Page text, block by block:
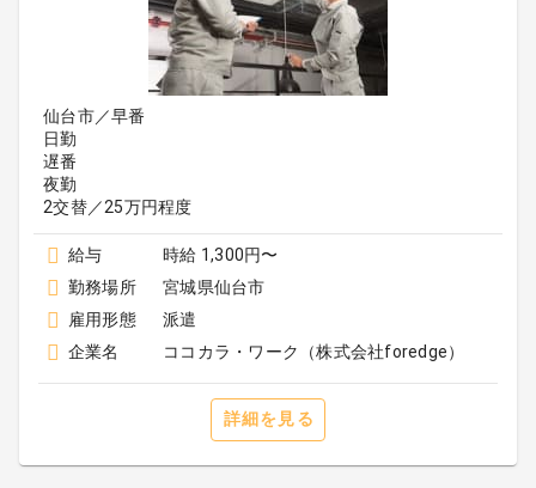
仙台市／早番
日勤
遅番
夜勤
2交替／25万円程度
給与
時給 1,300円〜
勤務場所
宮城県仙台市
雇用形態
派遣
企業名
ココカラ・ワーク（株式会社foredge）
詳細を見る